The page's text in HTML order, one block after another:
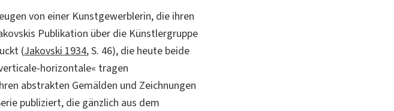
von einer Kunstgewerblerin, die ihren
Publikation über die Künstlergruppe
(Jakovski 1934, S. 46), die heute beide
horizontale« tragen
abstrakten Gemälden und Zeichnungen
publiziert, die gänzlich aus dem